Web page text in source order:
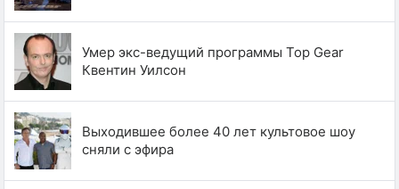
Умер экс-ведущий программы Top Gear
Квентин Уилсон
Выходившее более 40 лет культовое шоу
сняли с эфира